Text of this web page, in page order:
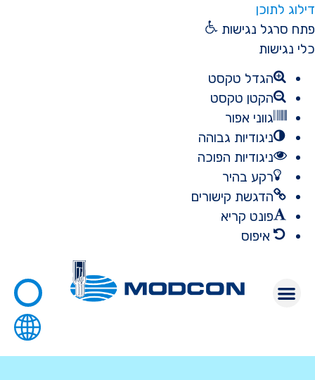
דילוג לתוכן
פתח סרגל נגישות
כלי נגישות
הגדל טקסט
הקטן טקסט
גווני אפור
ניגודיות גבוהה
ניגודיות הפוכה
רקע בהיר
הדגשת קישורים
פונט קריא
איפוס